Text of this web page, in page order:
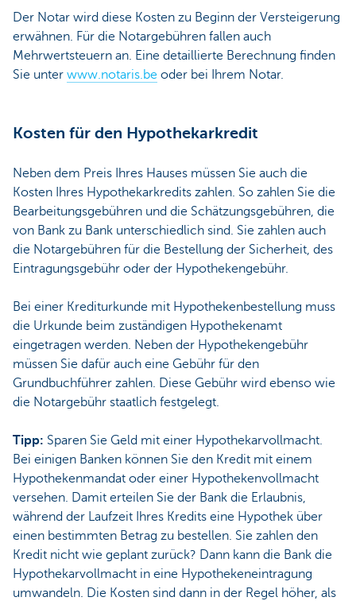
Der Notar wird diese Kosten zu Beginn der Versteigerung
erwähnen. Für die Notargebühren fallen auch
Mehrwertsteuern an. Eine detaillierte Berechnung finden
Sie unter www.notaris.be oder bei Ihrem Notar.
Kosten für den Hypothekarkredit
Neben dem Preis Ihres Hauses müssen Sie auch die
Kosten Ihres Hypothekarkredits zahlen. So zahlen Sie die
Bearbeitungsgebühren und die Schätzungsgebühren, die
von Bank zu Bank unterschiedlich sind. Sie zahlen auch
die Notargebühren für die Bestellung der Sicherheit, des
Eintragungsgebühr oder der Hypothekengebühr.
Bei einer Krediturkunde mit Hypothekenbestellung muss
die Urkunde beim zuständigen Hypothekenamt
eingetragen werden. Neben der Hypothekengebühr
müssen Sie dafür auch eine Gebühr für den
Grundbuchführer zahlen. Diese Gebühr wird ebenso wie
die Notargebühr staatlich festgelegt.
Tipp: Sparen Sie Geld mit einer Hypothekarvollmacht.
Bei einigen Banken können Sie den Kredit mit einem
Hypothekenmandat oder einer Hypothekenvollmacht
versehen. Damit erteilen Sie der Bank die Erlaubnis,
während der Laufzeit Ihres Kredits eine Hypothek über
einen bestimmten Betrag zu bestellen. Sie zahlen den
Kredit nicht wie geplant zurück? Dann kann die Bank die
Hypothekarvollmacht in eine Hypothekeneintragung
umwandeln. Die Kosten sind dann in der Regel höher, als